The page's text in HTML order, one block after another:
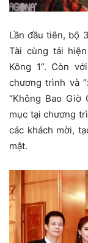
Lần đầu tiên, bộ
Tài cùng tái
Kông 1”. Còn
chương trình và
“Không Bao Giờ
mục tại chương
các khách mời,
mật.